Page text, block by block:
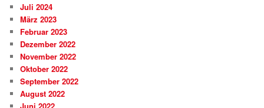
Juli 2024
März 2023
Februar 2023
Dezember 2022
November 2022
Oktober 2022
September 2022
August 2022